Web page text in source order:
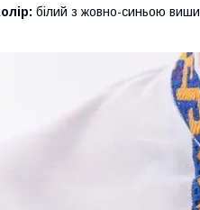
білий з жовно-синьою